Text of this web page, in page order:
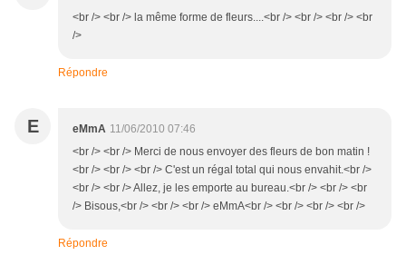
<br /> <br /> la même forme de fleurs....<br /> <br /> <br /> <br
/>
Répondre
E eMmA 11/06/2010 07:46
<br /> <br /> Merci de nous envoyer des fleurs de bon matin !
<br /> <br /> <br /> C'est un régal total qui nous envahit.<br />
<br /> <br /> Allez, je les emporte au bureau.<br /> <br /> <br
/> Bisous,<br /> <br /> <br /> eMmA<br /> <br /> <br /> <br />
Répondre